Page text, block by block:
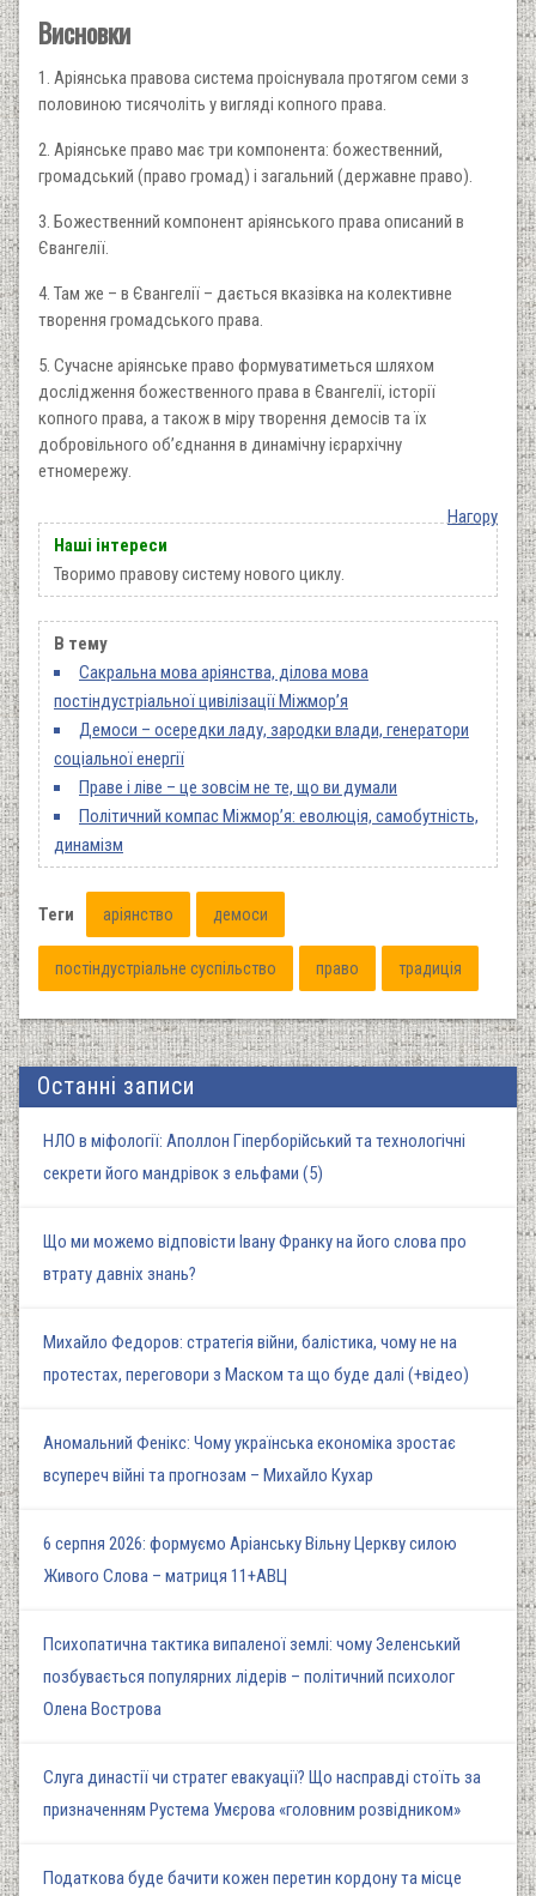
Висновки
1. Аріянська правова система проіснувала протягом семи з
половиною тисячоліть у вигляді копного права.
2. Аріянське право має три компонента: божественний,
громадський (право громад) і загальний (державне право).
3. Божественний компонент аріянського права описаний в
Євангелії.
4. Там же – в Євангелії – дається вказівка на колективне
творення громадського права.
5. Сучасне аріянське право формуватиметься шляхом
дослідження божественного права в Євангелії, історії
копного права, а також в міру творення демосів та їх
добровільного об’єднання в динамічну ієрархічну
етномережу.
Нагору
Наші інтереси
Творимо правову систему нового циклу.
В тему
Сакральна мова аріянства, ділова мова
постіндустріальної цивілізації Міжмор’я
Демоси – осередки ладу, зародки влади, генератори
соціальної енергії
Праве і ліве – це зовсім не те, що ви думали
Політичний компас Міжмор’я: еволюція, самобутність,
динамізм
Теги аріянство демоси
постіндустріальне суспільство право традиція
Останні записи
НЛО в міфології: Аполлон Гіперборійський та технологічні
секрети його мандрівок з ельфами (5)
Що ми можемо відповісти Івану Франку на його слова про
втрату давніх знань?
Михайло Федоров: стратегія війни, балістика, чому не на
протестах, переговори з Маском та що буде далі (+відео)
Аномальний Фенікс: Чому українська економіка зростає
всупереч війні та прогнозам – Михайло Кухар
6 серпня 2026: формуємо Аріанську Вільну Церкву силою
Живого Слова – матриця 11+АВЦ
Психопатична тактика випаленої землі: чому Зеленський
позбувається популярних лідерів – політичний психолог
Олена Вострова
Слуга династії чи стратег евакуації? Що насправді стоїть за
призначенням Рустема Умєрова «головним розвідником»
Податкова буде бачити кожен перетин кордону та місце